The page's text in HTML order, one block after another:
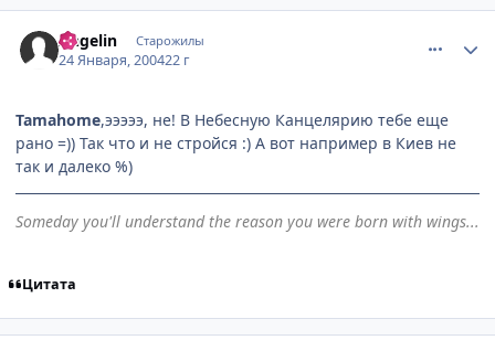
Angelin Старожилы
24 Января, 200422 г
Tamahome,эээээ, не! В Небесную Канцелярию тебе еще
рано =)) Так что и не стройся :) А вот например в Киев не
так и далеко %)
Someday you'll understand the reason you were born with wings...
Цитата